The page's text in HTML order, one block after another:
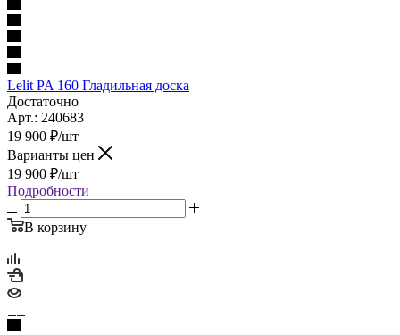
Lelit PA 160 Гладильная доска
Достаточно
Арт.: 240683
19 900 ₽/шт
Варианты цен
19 900 ₽/шт
Подробности
В корзину